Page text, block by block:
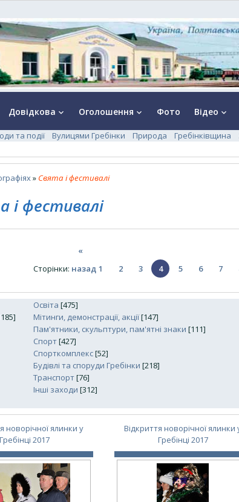
Довідкова keyboard_arrow_down Оголошення keyboard_arrow_down Фото Відео keyboard_arrow_down
та події Вулицями Гребінки Природа Гребінківщина
» Свята і фестивалі
і фестивалі
Сторінки:
«
назад 1 2 3 4 5 6 7
Освіта [475]
Мітинги, демонстрації, акції[147]
Пам'ятники, скульптури, пам'ятні знаки [111]
Спорт[427]
Спорткомплекс[52]
Будівлі та споруди Гребінки [218]
Транспорт[76]
Інші заходи [312]
новорічної ялинки у
Гребінці 2017
Відкриття новорічної ялинки
Гребінці 2017